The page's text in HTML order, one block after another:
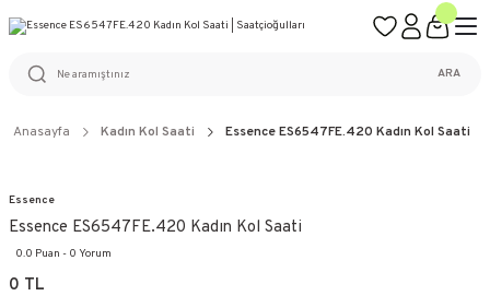
%100 ORİJİNAL ÜRÜN GARANTİSİ
ARA
Anasayfa Kadın Kol Saati Essence ES6547FE.420 Kadın Kol Saati
Essence
Essence ES6547FE.420 Kadın Kol Saati
0.0 Puan - 0 Yorum
0 TL